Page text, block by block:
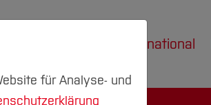
International
für Analyse- und